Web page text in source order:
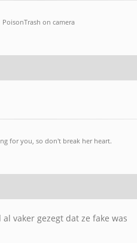
PoisonTrash on camera
for you, so don't break her heart.
vaker gezegt dat ze fake was